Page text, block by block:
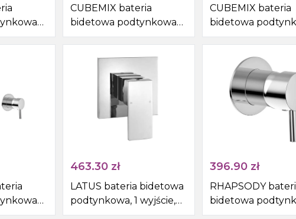
i
CUBEMIX bateria
bidetowa podtynkowa
ze słuchawką bidetową i
CUBEMIX bateria
bidetowa
ze słuchawką
i
463.30 zł
LATUS bateria bidetowa
podtynkowa, 1 wyjście,
chrom
396.90 zł
RHAPSODY
bidetowa
wyjście, chrom